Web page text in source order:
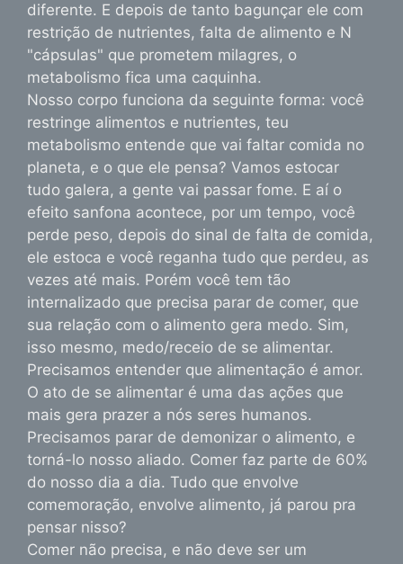
diferente. E depois de tanto bagunçar ele com
restrição de nutrientes, falta de alimento e N
"cápsulas" que prometem milagres, o
metabolismo fica uma caquinha.
Nosso corpo funciona da seguinte forma: você
restringe alimentos e nutrientes, teu
metabolismo entende que vai faltar comida no
planeta, e o que ele pensa? Vamos estocar
tudo galera, a gente vai passar fome. E aí o
efeito sanfona acontece, por um tempo, você
perde peso, depois do sinal de falta de comida,
ele estoca e você reganha tudo que perdeu, as
vezes até mais. Porém você tem tão
internalizado que precisa parar de comer, que
sua relação com o alimento gera medo. Sim,
isso mesmo, medo/receio de se alimentar.
Precisamos entender que alimentação é amor.
O ato de se alimentar é uma das ações que
mais gera prazer a nós seres humanos.
Precisamos parar de demonizar o alimento, e
torná-lo nosso aliado. Comer faz parte de 60%
do nosso dia a dia. Tudo que envolve
comemoração, envolve alimento, já parou pra
pensar nisso?
Comer não precisa, e não deve ser um